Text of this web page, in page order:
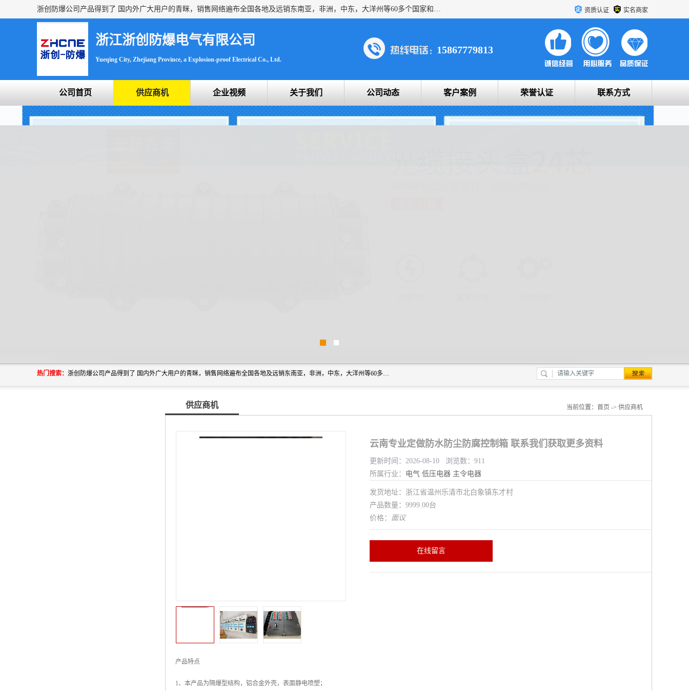
浙创防爆公司产品得到了 国内外广大用户的青眯，销售网络遍布全国各地及远销东南亚，非洲，中东，大洋州等60多个国家和地区，并初步建立起以中国大陆为总部的全球营销体系。 专业生产：防爆电气，BXMD系列防爆照明动力配电箱，BJX防爆接线箱，BKX防爆控制箱，防爆检修电源箱，防爆开关箱，不锈钢防爆箱，201/304/316不锈钢防爆配电箱系列， 防爆防腐系列，防爆防腐操作柱，防爆防腐控制箱 浙创防爆 资质认证 实名商家
浙江浙创防爆电气有限公司
Yueqing City, Zhejiang Province, a Explosion-proof Electrical Co., Ltd.
15867779813
公司首页 供应商机 企业视频 关于我们 公司动态 客户案例 荣誉认证 联系方式
热门搜索： 浙创防爆公司产品得到了 国内外广大用户的青眯，销售网络遍布全国各地及远销东南亚，非洲，中东，大洋州等60多个国家和地区，并初步建立起以中国大陆为总部的全球营销体系。 专业生产：防爆电气，BXMD系列防爆照明动力配电箱，BJX防爆接线箱，BKX防爆控制箱，防爆检修电源箱，防爆开关箱，不锈钢防爆箱，201/304/316不锈钢防爆配电箱系列， 防爆防腐系列，防爆防腐操作柱，防爆防腐控制箱 浙创防爆
供应商机 当前位置： 首页 -> 供应商机
云南专业定做防水防尘防腐控制箱 联系我们获取更多资料
更新时间：2026-08-10 浏览数：911
所属行业： 电气 低压电器 主令电器
发货地址：浙江省温州乐清市北白象镇东才村
产品数量：9999.00台
价格： 面议
在线留言
产品特点
1、本产品为隔爆型结构，铝合金外壳，表面静电喷塑；